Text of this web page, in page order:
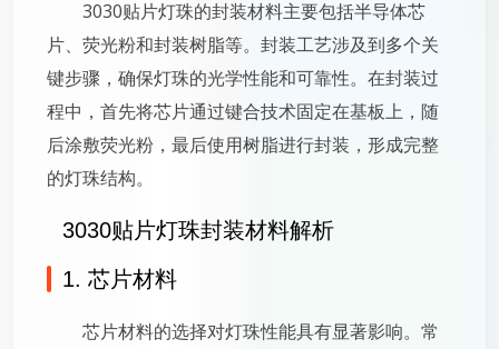
3030贴片灯珠的封装材料主要包括半导体芯
片、荧光粉和封装树脂等。封装工艺涉及到多个关
键步骤，确保灯珠的光学性能和可靠性。在封装过
程中，首先将芯片通过键合技术固定在基板上，随
后涂敷荧光粉，最后使用树脂进行封装，形成完整
的灯珠结构。
3030贴片灯珠封装材料解析
1. 芯片材料
芯片材料的选择对灯珠性能具有显著影响。常